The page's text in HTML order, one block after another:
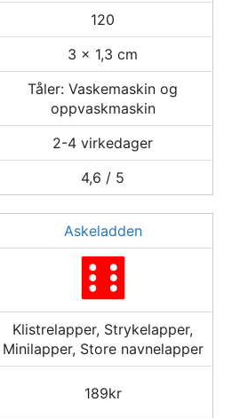
120
3 x 1,3 cm
Tåler: Vaskemaskin og
oppvaskmaskin
2-4 virkedager
4,6 / 5
Askeladden
Klistrelapper, Strykelapper,
Minilapper, Store navnelapper
189kr